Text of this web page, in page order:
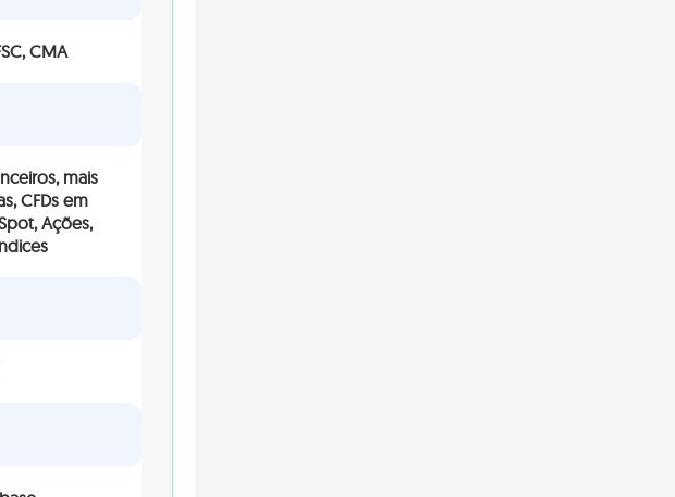
CMA
mais
CFDs em
Ações,